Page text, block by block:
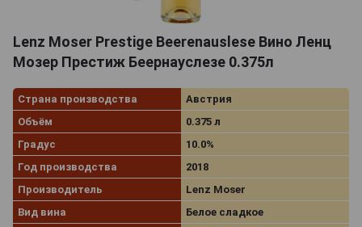
Lenz Moser Prestige Beerenauslese Вино Ленц
Мозер Престиж Беернауслезе 0.375л
Страна производства
Австрия
Объём
0.375 л
Градус
10.0%
Год производства
2018
Производитель
Lenz Moser
Вид вина
Белое сладкое